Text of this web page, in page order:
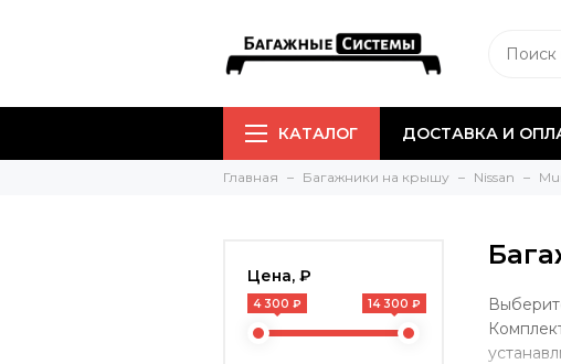
КАТАЛОГ ДОСТАВКА И
Главная Багажники на крышу Nissan
Цена, ₽
4 300 ₽ 14 300 ₽